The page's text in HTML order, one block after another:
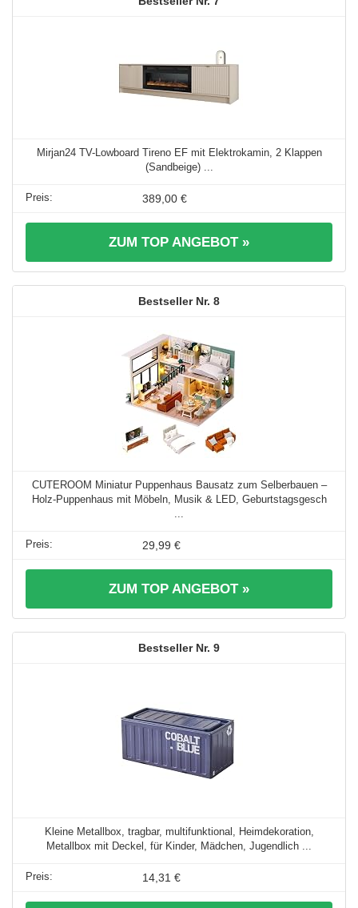
Mirjan24 TV-Lowboard Tireno EF mit Elektrokamin, 2 Klappen
(Sandbeige) ...
389,00 €
ZUM TOP ANGEBOT »
8
CUTEROOM Miniatur Puppenhaus Bausatz zum Selberbauen –
Holz-Puppenhaus mit Möbeln, Musik & LED, Geburtstagsgesch
29,99 €
ZUM TOP ANGEBOT »
9
Kleine Metallbox, tragbar, multifunktional, Heimdekoration,
Metallbox mit Deckel, für Kinder, Mädchen, Jugendlich ...
14,31 €